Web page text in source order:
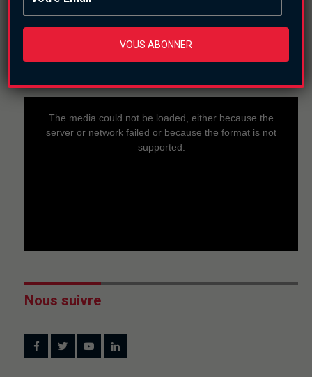
En direct
The media could not be loaded, either because the
server or network failed or because the format is not
supported.
Nous suivre
VOUS ABONNER